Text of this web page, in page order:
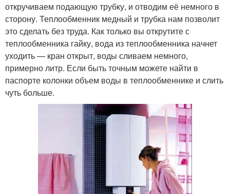
откручиваем подающую трубку, и отводим её немного в
сторону. Теплообменник медный и трубка нам позволит
это сделать без труда. Как только вы открутите с
теплообменника гайку, вода из теплообменника начнет
уходить — кран открыт, воды сливаем немного,
примерно литр. Если быть точным можете найти в
паспорте колонки объем воды в теплообменнике и слить
чуть больше.